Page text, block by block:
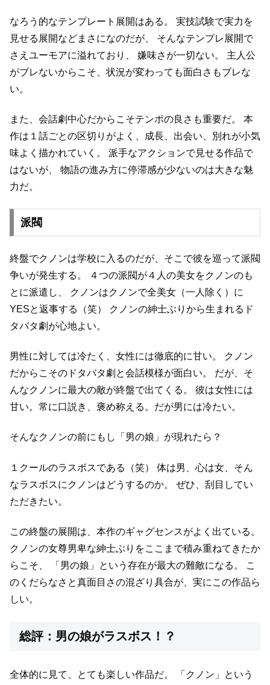
なろう的なテンプレート展開はある。
実技試験で実力を
見せる展開などまさになのだが、
そんなテンプレ展開で
さえユーモアに溢れており、
嫌味さが一切ない。
主人公
がブレないからこそ、状況が変わっても面白さもブレな
い。
また、会話劇中心だからこそテンポの良さも重要だ。
本
作は１話ごとの区切りがよく、成長、出会い、別れが小気
味よく描かれていく。
派手なアクションで見せる作品で
はないが、
物語の進み方に停滞感が少ないのは大きな魅
力だ。
派閥
終盤でクノンは学校に入るのだが、そこで彼を巡って派閥
争いが発生する。
４つの派閥が４人の美女をクノンのも
とに派遣し、
クノンはクノンで全美女（一人除く）に
YESと返事する（笑）
クノンの紳士ぶりから生まれるド
タバタ劇が心地よい。
男性に対しては冷たく、女性には徹底的に甘い。
クノン
だからこそのドタバタ劇と会話模様が面白い。
だが、そ
んなクノンに最大の敵が終盤で出てくる。
彼は女性には
甘い。常に口説き、褒め称える。だが男には冷たい。
そんなクノンの前にもし「男の娘」が現れたら？
１クールのラスボスである（笑）
体は男、心は女、そん
なラスボスにクノンはどうするのか。
ぜひ、刮目してい
ただきたい。
この終盤の展開は、本作のギャグセンスがよく出ている。
クノンの女尊男卑な紳士ぶりをここまで積み重ねてきたか
らこそ、
「男の娘」という存在が最大の難敵になる。
こ
のくだらなさと真面目さの混ざり具合が、実にこの作品ら
しい。
総評：男の娘がラスボス！？
全体的に見て、とても楽しい作品だ。
「クノン」という